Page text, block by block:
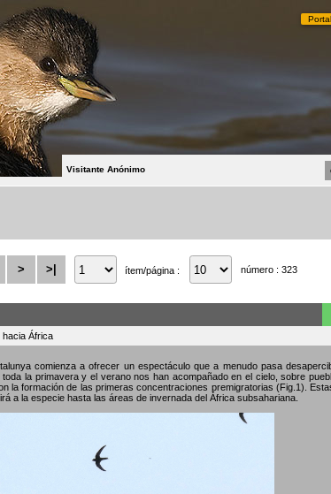
Visitante Anónimo
> >| ítem/página : número : 323
África
comienza a ofrecer un espectáculo que a menudo pasa
toda la primavera y el verano nos han acompañado en el cielo, sobre
la formación de las primeras concentraciones premigratorias (Fig.1).
a la especie hasta las áreas de invernada del África subsahariana.